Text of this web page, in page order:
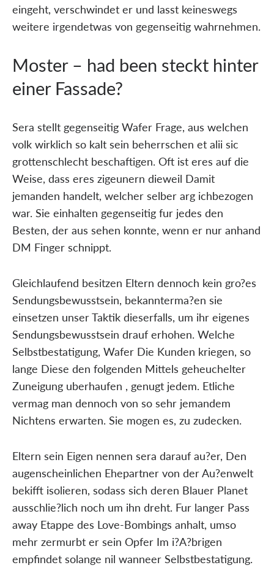
eingeht, verschwindet er und lasst keineswegs
weitere irgendetwas von gegenseitig wahrnehmen.
Moster – had been steckt hinter
einer Fassade?
Sera stellt gegenseitig Wafer Frage, aus welchen
volk wirklich so kalt sein beherrschen et alii sic
grottenschlecht beschaftigen. Oft ist eres auf die
Weise, dass eres zigeunern dieweil Damit
jemanden handelt, welcher selber arg ichbezogen
war. Sie einhalten gegenseitig fur jedes den
Besten, der aus sehen konnte, wenn er nur anhand
DM Finger schnippt.
Gleichlaufend besitzen Eltern dennoch kein gro?es
Sendungsbewusstsein, bekannterma?en sie
einsetzen unser Taktik dieserfalls, um ihr eigenes
Sendungsbewusstsein drauf erhohen. Welche
Selbstbestatigung, Wafer Die Kunden kriegen, so
lange Diese den folgenden Mittels geheuchelter
Zuneigung uberhaufen , genugt jedem. Etliche
vermag man dennoch von so sehr jemandem
Nichtens erwarten. Sie mogen es, zu zudecken.
Eltern sein Eigen nennen sera darauf au?er, Den
augenscheinlichen Ehepartner von der Au?enwelt
bekifft isolieren, sodass sich deren Blauer Planet
ausschlie?lich noch um ihn dreht. Fur langer Pass
away Etappe des Love-Bombings anhalt, umso
mehr zermurbt er sein Opfer Im i?A?brigen
empfindet solange nil wanneer Selbstbestatigung.